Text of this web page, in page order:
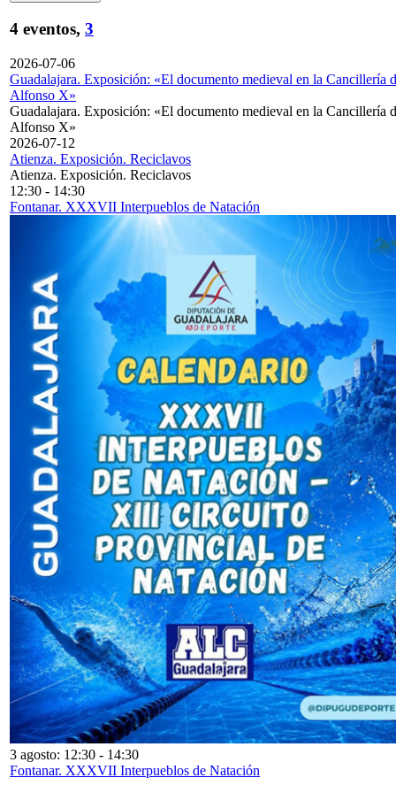
4 eventos, 3
2026-07-06
Guadalajara. Exposición: «El documento medieval en la Cancillería
Alfonso X»
Guadalajara. Exposición: «El documento medieval en la Cancillería
Alfonso X»
2026-07-12
Atienza. Exposición. Reciclavos
Atienza. Exposición. Reciclavos
12:30 - 14:30
Fontanar. XXXVII Interpueblos de Natación
3 agosto: 12:30 - 14:30
Fontanar. XXXVII Interpueblos de Natación